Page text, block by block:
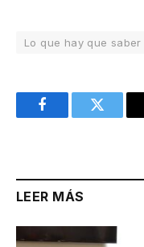
Lo que hay que saber
FacebookTwitter
LEER MÁS